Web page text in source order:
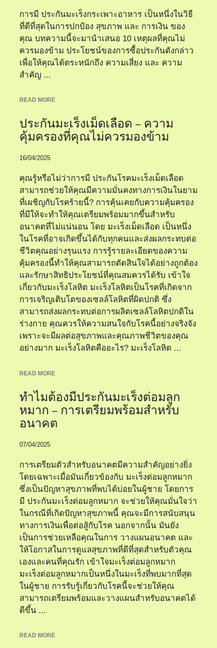
การมี ประกันมะเร็งกระเพาะอาหาร เป็นหนึ่งในวิธี
ที่ดีที่สุดในการปกป้อง สุขภาพ และ การเงิน ของ
คุณ บทความนี้จะมานำเสนอ 10 เหตุผลที่คุณไม่
ควรมองข้าม ประโยชน์ของการซื้อประกันดังกล่าว
เพื่อให้คุณได้ตระหนักถึง ความเสี่ยง และ ความ
สำคัญ ...
READ MORE
ประกันมะเร็งเม็ดเลือด – ความ
คุ้มครองที่คุณไม่ควรมองข้าม
16/04/2025
คุณรู้หรือไม่ว่าการมี ประกันโรคมะเร็งเม็ดเลือด
สามารถช่วยให้คุณมีความมั่นคงทางการเงินในยาม
ที่เผชิญกับโรคร้ายนี้? การคุ้นเคยกับความคุ้มครอง
ที่มีให้จะทำให้คุณเตรียมพร้อมมากขึ้นสำหรับ
อนาคตที่ไม่แน่นอน โดย มะเร็งเม็ดเลือด เป็นหนึ่ง
ในโรคที่อาจเกิดขึ้นได้กับทุกคนและส่งผลกระทบต่อ
ชีวิตคุณอย่างรุนแรง การรู้รายละเอียดของความ
คุ้มครองนี้ทำให้คุณสามารถตัดสินใจได้อย่างถูกต้อง
และรักษาสิทธิประโยชน์ที่คุณสมควรได้รับ เข้าใจ
เกี่ยวกับมะเร็งโลหิต มะเร็งโลหิตเป็นโรคที่เกิดจาก
การเจริญเติบโตของเซลล์โลหิตที่ผิดปกติ ซึ่ง
สามารถส่งผลกระทบต่อการผลิตเซลล์โลหิตปกติใน
ร่างกาย คุณควรให้ความสนใจกับโรคนี้อย่างจริงจัง
เพราะจะมีผลต่อสุขภาพและคุณภาพชีวิตของคุณ
อย่างมาก มะเร็งโลหิตคืออะไร? มะเร็งโลหิต ...
READ MORE
ทำไมต้องมีประกันมะเร็งต่อมลูก
หมาก – การเตรียมพร้อมสำหรับ
อนาคต
07/04/2025
การเตรียมตัวสำหรับอนาคตมีความสำคัญอย่างยิ่ง
โดยเฉพาะเมื่อมันเกี่ยวข้องกับ มะเร็งต่อมลูกหมาก
ซึ่งเป็นปัญหาสุขภาพที่พบได้บ่อยในผู้ชาย โดยการ
มี ประกันมะเร็งต่อมลูกหมาก จะช่วยให้คุณมั่นใจว่า
ในกรณีที่เกิดปัญหาสุขภาพนี้ คุณจะมีการสนับสนุน
ทางการเงินเพื่อต่อสู้กับโรค นอกจากนั้น มันยัง
เป็นการช่วยเหลือคุณในการ วางแผนอนาคต และ
ให้โอกาสในการดูแลสุขภาพที่ดีที่สุดสำหรับตัวคุณ
เองและคนที่คุณรัก เข้าใจมะเร็งต่อมลูกหมาก
มะเร็งต่อมลูกหมากเป็นหนึ่งในมะเร็งที่พบมากที่สุด
ในผู้ชาย การรับรู้เกี่ยวกับโรคนี้จะช่วยให้คุณ
สามารถเตรียมพร้อมและวางแผนสำหรับอนาคตได้
ดีขึ้น ...
READ MORE